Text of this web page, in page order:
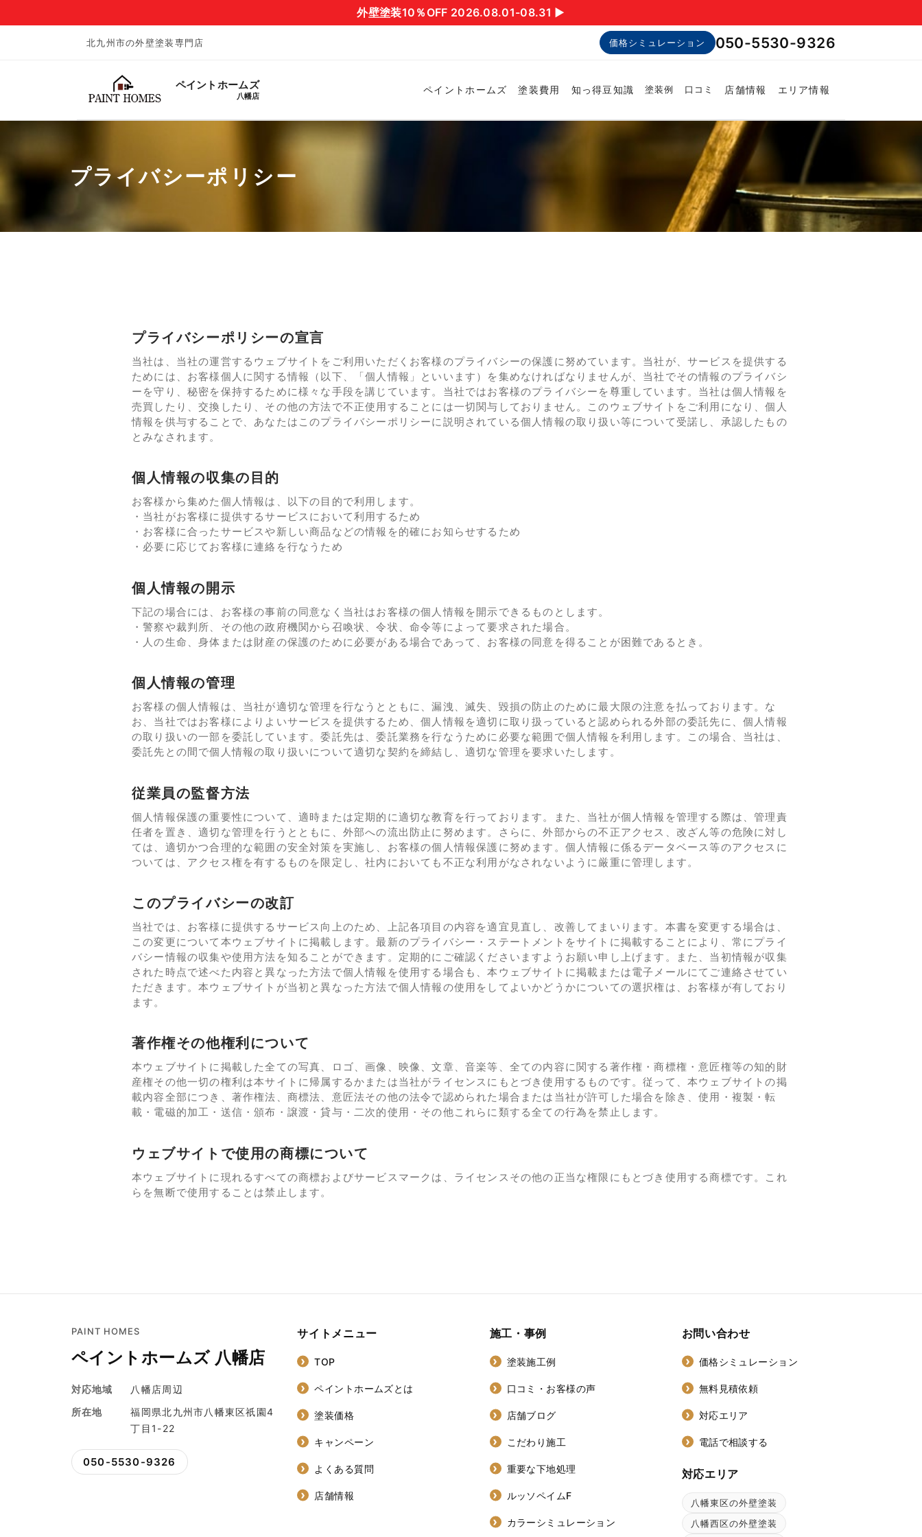
外壁塗装10％OFF 2026.08.01-08.31 ▶︎
北九州市の外壁塗装専門店 価格シミュレーション 050-5530-9326
ペイントホームズ
八幡店
ペイントホームズ 塗装費用 知っ得豆知識 塗装例 口コミ 店舗情報 エリア情報
プライバシーポリシー
プライバシーポリシーの宣言
当社は、当社の運営するウェブサイトをご利用いただくお客様のプライバシーの保護に努めています。当社が、サービスを提供する
ためには、お客様個人に関する情報（以下、「個人情報」といいます）を集めなければなりませんが、当社でその情報のプライバシ
ーを守り、秘密を保持するために様々な手段を講じています。当社ではお客様のプライバシーを尊重しています。当社は個人情報を
売買したり、交換したり、その他の方法で不正使用することには一切関与しておりません。このウェブサイトをご利用になり、個人
情報を供与することで、あなたはこのプライバシーポリシーに説明されている個人情報の取り扱い等について受諾し、承認したもの
とみなされます。
個人情報の収集の目的
お客様から集めた個人情報は、以下の目的で利用します。
・当社がお客様に提供するサービスにおいて利用するため
・お客様に合ったサービスや新しい商品などの情報を的確にお知らせするため
・必要に応じてお客様に連絡を行なうため
個人情報の開示
下記の場合には、お客様の事前の同意なく当社はお客様の個人情報を開示できるものとします。
・警察や裁判所、その他の政府機関から召喚状、令状、命令等によって要求された場合。
・人の生命、身体または財産の保護のために必要がある場合であって、お客様の同意を得ることが困難であるとき。
個人情報の管理
お客様の個人情報は、当社が適切な管理を行なうとともに、漏洩、滅失、毀損の防止のために最大限の注意を払っております。な
お、当社ではお客様によりよいサービスを提供するため、個人情報を適切に取り扱っていると認められる外部の委託先に、個人情報
の取り扱いの一部を委託しています。委託先は、委託業務を行なうために必要な範囲で個人情報を利用します。この場合、当社は、
委託先との間で個人情報の取り扱いについて適切な契約を締結し、適切な管理を要求いたします。
従業員の監督方法
個人情報保護の重要性について、適時または定期的に適切な教育を行っております。また、当社が個人情報を管理する際は、管理責
任者を置き、適切な管理を行うとともに、外部への流出防止に努めます。さらに、外部からの不正アクセス、改ざん等の危険に対し
ては、適切かつ合理的な範囲の安全対策を実施し、お客様の個人情報保護に努めます。個人情報に係るデータベース等のアクセスに
ついては、アクセス権を有するものを限定し、社内においても不正な利用がなされないように厳重に管理します。
このプライバシーの改訂
当社では、お客様に提供するサービス向上のため、上記各項目の内容を適宜見直し、改善してまいります。本書を変更する場合は、
この変更について本ウェブサイトに掲載します。最新のプライバシー・ステートメントをサイトに掲載することにより、常にプライ
バシー情報の収集や使用方法を知ることができます。定期的にご確認くださいますようお願い申し上げます。また、当初情報が収集
された時点で述べた内容と異なった方法で個人情報を使用する場合も、本ウェブサイトに掲載または電子メールにてご連絡させてい
ただきます。本ウェブサイトが当初と異なった方法で個人情報の使用をしてよいかどうかについての選択権は、お客様が有しており
ます。
著作権その他権利について
本ウェブサイトに掲載した全ての写真、ロゴ、画像、映像、文章、音楽等、全ての内容に関する著作権・商標権・意匠権等の知的財
産権その他一切の権利は本サイトに帰属するかまたは当社がライセンスにもとづき使用するものです。従って、本ウェブサイトの掲
載内容全部につき、著作権法、商標法、意匠法その他の法令で認められた場合または当社が許可した場合を除き、使用・複製・転
載・電磁的加工・送信・頒布・譲渡・貸与・二次的使用・その他これらに類する全ての行為を禁止します。
ウェブサイトで使用の商標について
本ウェブサイトに現れるすべての商標およびサービスマークは、ライセンスその他の正当な権限にもとづき使用する商標です。これ
らを無断で使用することは禁止します。
PAINT HOMES
ペイントホームズ 八幡店
対応地域
八幡店周辺
所在地
福岡県北九州市八幡東区祇園4
丁目1-22
050-5530-9326
サイトメニュー
TOP
ペイントホームズとは
塗装価格
キャンペーン
よくある質問
店舗情報
施工・事例
塗装施工例
口コミ・お客様の声
店舗ブログ
こだわり施工
重要な下地処理
ルッソペイムF
カラーシミュレーション
お問い合わせ
価格シミュレーション
無料見積依頼
対応エリア
電話で相談する
対応エリア
八幡東区の外壁塗装
八幡西区の外壁塗装